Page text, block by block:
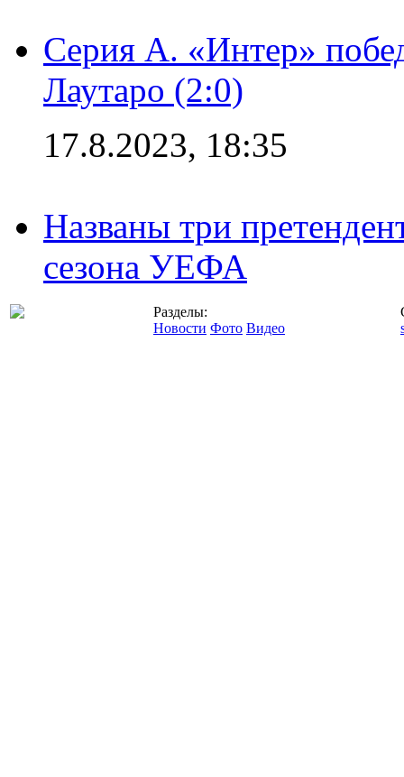
Серия А. «Интер»
Лаутаро (2:0)
17.8.2023, 18:35
Названы три
сезона УЕФА
Разделы:
Новости Фото Видео